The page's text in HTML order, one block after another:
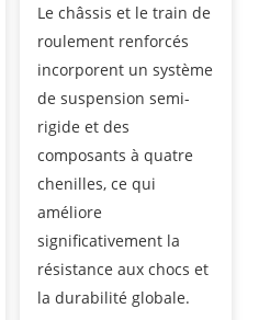
Le châssis et le train de
roulement renforcés
incorporent un système
de suspension semi-
rigide et des
composants à quatre
chenilles, ce qui
améliore
significativement la
résistance aux chocs et
la durabilité globale.